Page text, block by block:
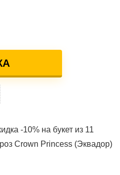
-10% на букет из 11
Crown Princess (Эквадор)